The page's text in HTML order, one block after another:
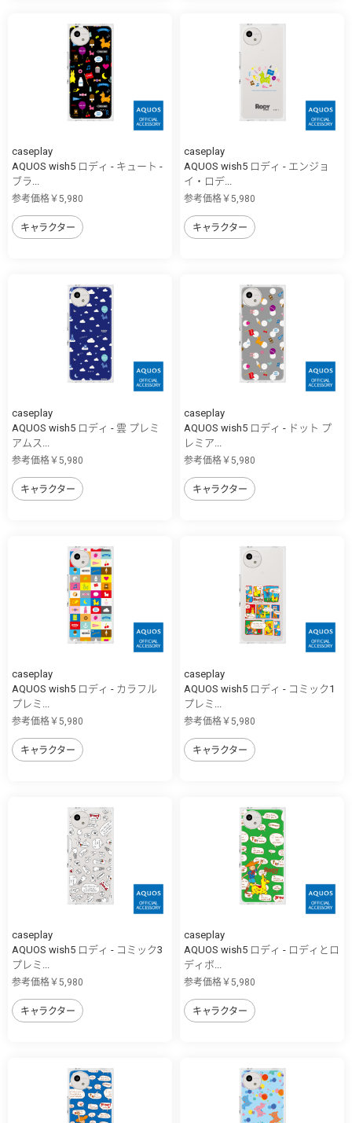
caseplay
AQUOS wish5 ロディ - キュート -
ブラ...
参考価格￥5,980
キャラクター
caseplay
AQUOS wish5 ロディ - エンジョ
イ・ロデ...
参考価格￥5,980
キャラクター
caseplay
AQUOS wish5 ロディ - 雲 プレミ
アムス...
参考価格￥5,980
キャラクター
caseplay
AQUOS wish5 ロディ - ドット プ
レミア...
参考価格￥5,980
キャラクター
caseplay
AQUOS wish5 ロディ - カラフル
プレミ...
参考価格￥5,980
キャラクター
caseplay
AQUOS wish5 ロディ - コミック1
プレミ...
参考価格￥5,980
キャラクター
caseplay
AQUOS wish5 ロディ - コミック3
プレミ...
参考価格￥5,980
キャラクター
caseplay
AQUOS wish5 ロディ - ロディとロ
ディボ...
参考価格￥5,980
キャラクター